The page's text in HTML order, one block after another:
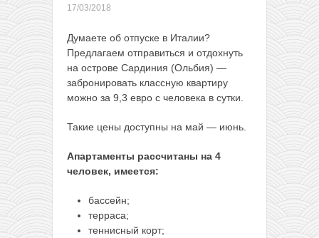
17/03/2018
Думаете об отпуске в Италии?
Предлагаем отправиться и отдохнуть
на острове Сардиния (Ольбия) —
забронировать классную квартиру
можно за 9,3 евро с человека в сутки.
Такие цены доступны на май — июнь.
Апартаменты рассчитаны на 4
человек, имеется:
бассейн;
терраса;
теннисный корт;
обратно